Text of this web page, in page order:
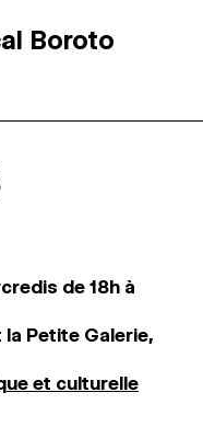
Boroto
de 18h à
Petite Galerie,
et culturelle